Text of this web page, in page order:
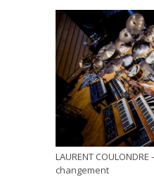
LAURENT
changement